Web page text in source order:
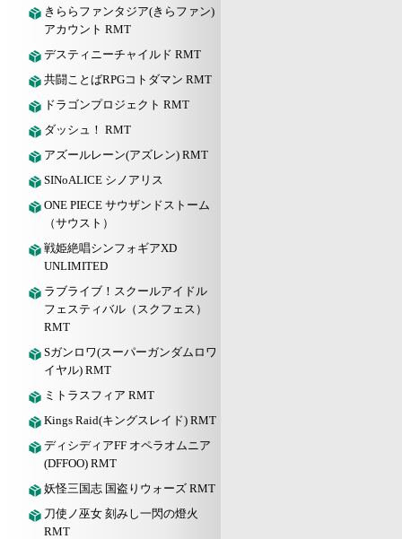
きららファンタジア(きらファン)
アカウント RMT
デスティニーチャイルド RMT
共闘ことばRPGコトダマン RMT
ドラゴンプロジェクト RMT
ダッシュ！ RMT
アズールレーン(アズレン) RMT
SINoALICE シノアリス
ONE PIECE サウザンドストーム
（サウスト）
戦姫絶唱シンフォギアXD
UNLIMITED
ラブライブ！スクールアイドル
フェスティバル（スクフェス）
RMT
Sガンロワ(スーパーガンダムロワ
イヤル) RMT
ミトラスフィア RMT
Kings Raid(キングスレイド) RMT
ディシディアFF オペラオムニア
(DFFOO) RMT
妖怪三国志 国盗りウォーズ RMT
刀使ノ巫女 刻みし一閃の燈火
RMT